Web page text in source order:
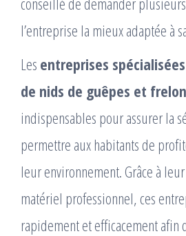
l’entreprise la mieux adaptée à
Les entreprises
de nids de guêpes et
indispensables pour assurer la
permettre aux habitants de
leur environnement. Grâce à
matériel professionnel, ces
rapidement et efficacement afin